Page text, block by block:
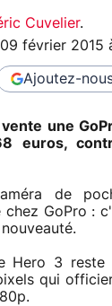
Cuvelier.
09 février 2015
Ajoutez-
une
euros,
de
chez GoPro :
Hero 3 reste
qui